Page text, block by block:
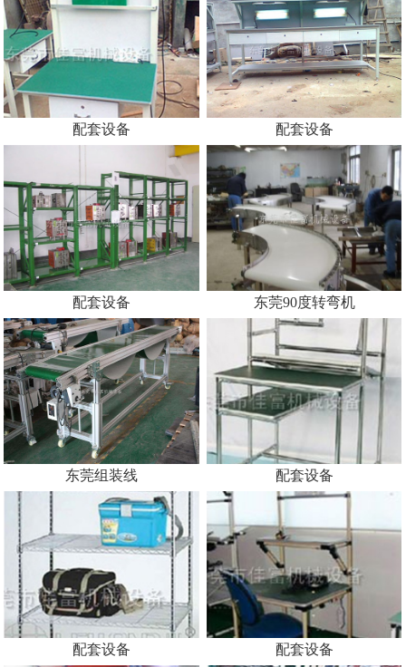
配套设备 配套设备
配套设备 东莞90度转弯机
东莞组装线 配套设备
配套设备 配套设备